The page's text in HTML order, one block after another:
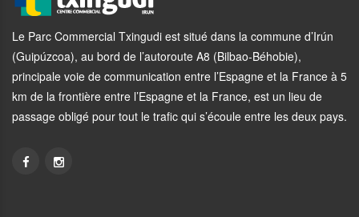
Le Parc Commercial Txingudi est situé dans la commune d’Irún
(Guipúzcoa), au bord de l’autoroute A8 (Bilbao-Béhobie),
principale voie de communication entre l’Espagne et la France à 5
km de la frontière entre l’Espagne et la France, est un lieu de
passage obligé pour tout le trafic qui s’écoule entre les deux pays.